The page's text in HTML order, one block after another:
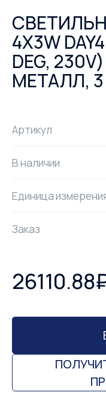
4X3W
DEG,
МЕТАЛЛ,
Артикул
В наличии
Единица
Заказ
26110.88